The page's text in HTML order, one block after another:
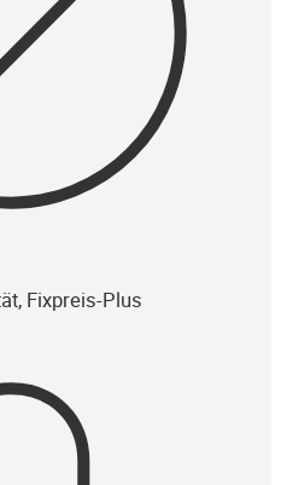
Fixpreis-Plus